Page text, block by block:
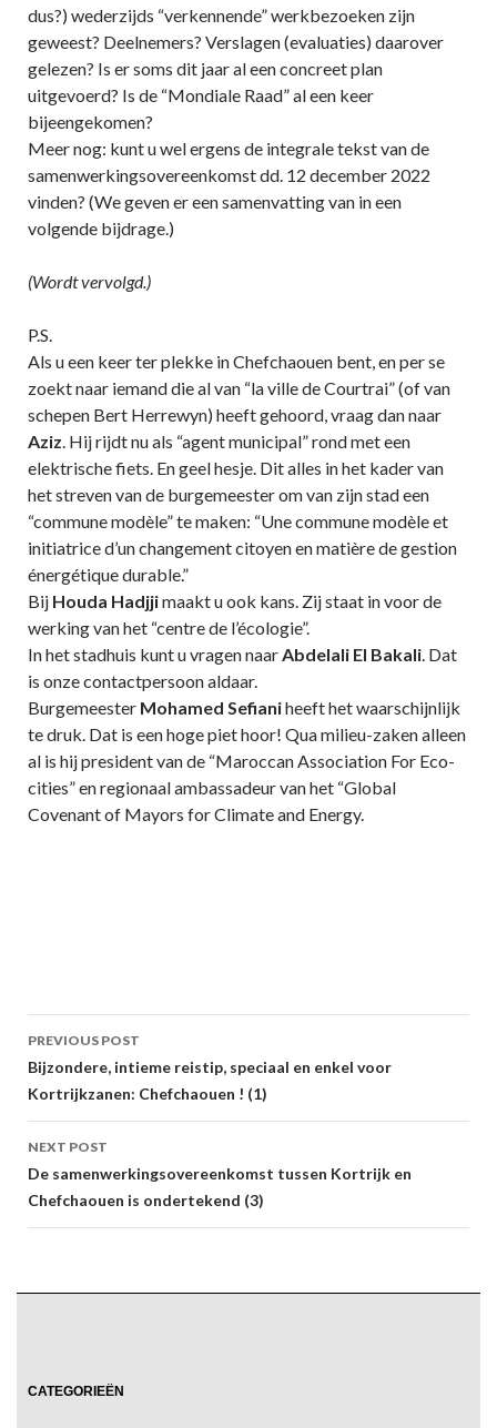
dus?) wederzijds “verkennende” werkbezoeken zijn
geweest? Deelnemers? Verslagen (evaluaties) daarover
gelezen? Is er soms dit jaar al een concreet plan
uitgevoerd? Is de “Mondiale Raad” al een keer
bijeengekomen?
Meer nog: kunt u wel ergens de integrale tekst van de
samenwerkingsovereenkomst dd. 12 december 2022
vinden? (We geven er een samenvatting van in een
volgende bijdrage.)
(Wordt vervolgd.)
P.S.
Als u een keer ter plekke in Chefchaouen bent, en per se
zoekt naar iemand die al van “la ville de Courtrai” (of van
schepen Bert Herrewyn) heeft gehoord, vraag dan naar
Aziz. Hij rijdt nu als “agent municipal” rond met een
elektrische fiets. En geel hesje. Dit alles in het kader van
het streven van de burgemeester om van zijn stad een
“commune modèle” te maken: “Une commune modèle et
initiatrice d’un changement citoyen en matière de gestion
énergétique durable.”
Bij Houda Hadjjimaakt u ook kans. Zij staat in voor de
werking van het “centre de l’écologie”.
In het stadhuis kunt u vragen naarAbdelali El Bakali. Dat
is onze contactpersoon aldaar.
Burgemeester Mohamed Sefianiheeft het waarschijnlijk
te druk. Dat is een hoge piet hoor! Qua milieu-zaken alleen
al is hij president van de “Maroccan Association For Eco-
cities” en regionaal ambassadeur van het “Global
Covenant of Mayors for Climate and Energy.
Post
navigation
PREVIOUS POST
Bijzondere, intieme reistip, speciaal en enkel voor
Kortrijkzanen: Chefchaouen ! (1)
NEXT POST
De samenwerkingsovereenkomst tussen Kortrijk en
Chefchaouen is ondertekend (3)
CATEGORIEËN